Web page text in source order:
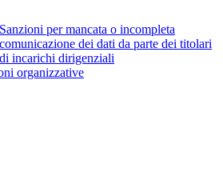
Sanzioni per mancata o incompleta
comunicazione dei dati da parte dei titolari
di incarichi dirigenziali
organizzative